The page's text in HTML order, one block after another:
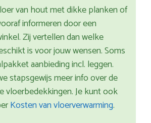
van hout met dikke planken of
informeren door een
Zij vertellen dan welke
is voor jouw wensen. Soms
aanbieding incl. leggen.
stapsgewijs meer info over de
vloerbedekkingen. Je kunt ook
Kosten van vloerverwarming.